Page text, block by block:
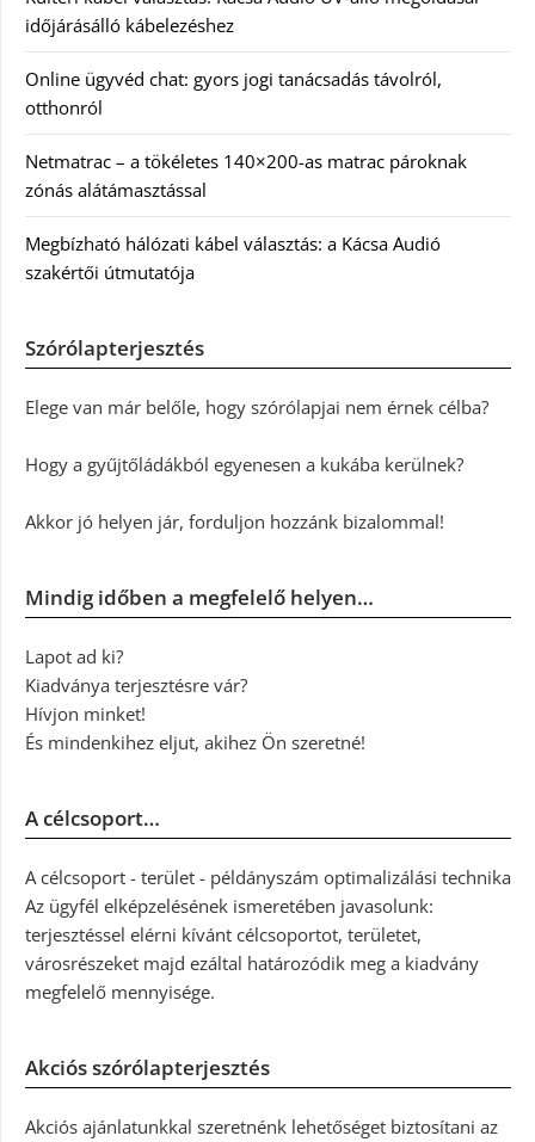
időjárásálló kábelezéshez
Online ügyvéd chat: gyors jogi tanácsadás távolról,
otthonról
Netmatrac – a tökéletes 140×200-as matrac pároknak
zónás alátámasztással
Megbízható hálózati kábel választás: a Kácsa Audió
szakértői útmutatója
Szórólapterjesztés
Elege van már belőle, hogy szórólapjai nem érnek célba?
Hogy a gyűjtőládákból egyenesen a kukába kerülnek?
Akkor jó helyen jár, forduljon hozzánk bizalommal!
Mindig időben a megfelelő helyen…
Lapot ad ki?
Kiadványa terjesztésre vár?
Hívjon minket!
És mindenkihez eljut, akihez Ön szeretné!
A célcsoport…
A célcsoport - terület - példányszám optimalizálási technika
Az ügyfél elképzelésének ismeretében javasolunk:
terjesztéssel elérni kívánt célcsoportot, területet,
városrészeket majd ezáltal határozódik meg a kiadvány
megfelelő mennyisége.
Akciós szórólapterjesztés
Akciós ajánlatunkkal szeretnénk lehetőséget biztosítani az